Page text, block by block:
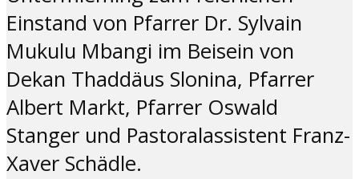
Einstand von Pfarrer Dr. Sylvain
Mukulu Mbangi im Beisein von
Dekan Thaddäus Slonina, Pfarrer
Albert Markt, Pfarrer Oswald
Stanger und Pastoralassistent Franz-
Xaver Schädle.